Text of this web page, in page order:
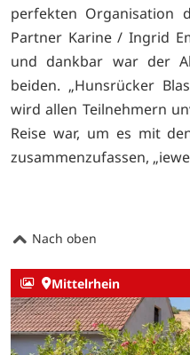
perfekten Organisation
Partner Karine / Ingrid
und dankbar war der
beiden. „Hunsrücker
wird allen Teilnehmern
Reise war, um es mit
zusammenzufassen,
Nach oben
Mittelrhein